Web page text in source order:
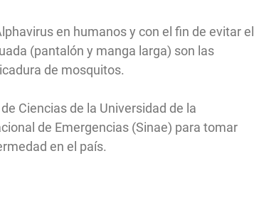
en humanos y con el fin de evitar el
(pantalón y manga larga) son las
de mosquitos.
Ciencias de la Universidad de la
de Emergencias (Sinae) para tomar
en el país.